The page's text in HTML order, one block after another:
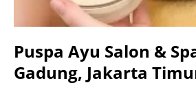
Puspa Ayu Salon &
Gadung, Jakarta